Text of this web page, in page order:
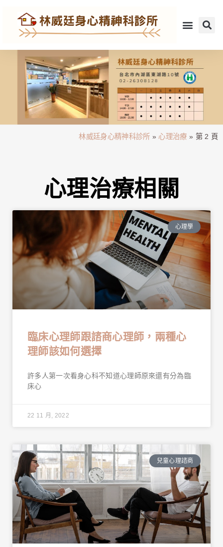
林威廷身心精神科診所 » 心理治療 » 第 2 頁
心理治療相關
心理學
臨床心理師跟諮商心理師，兩種心
理師該如何選擇
許多人第一次看身心科不知道心理師原來還有分為臨
床心
22 11 月, 2022
兒童心理諮商